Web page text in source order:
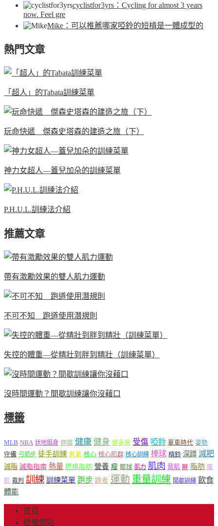
cyclistfor3yrs ：Cycling for almost 3 years
now. Feel gre
Mike ：可以推薦哪家啞鈴的短槓是一體成型的
熱門文章
「超人」的Tabata訓練菜單
玩命快遞 傑森史塔森的建造之旅（下）
神力女超人—蓋兒加朵的訓練菜單
P.H.U.L.訓練法介紹
推薦文章
帶有激勵效果的雙人肌力運動
不可不知 跑道使用潛規則
失控的體重—從精壯到胖到精壯（訓練菜單）
沒時間運動？間歇訓練讓你沒藉口
標籤
MLB NBA 伏地挺身 伸展 健康 健身 健身房 受傷 啞鈴 單車時代 姿勢
守備 弓箭步 徒手訓練 有氧 核心 核心肌群 核心訓練 棒球 槓鈴 深蹲 減肥
減脂 減脂指南 熱量 燃燒脂肪 營養 瘦 籃球 肌力 肌肉 背肌 胖 脂肪 腹
肌 裁判 訓練 訓練菜單 跑步 跑者 運動 重量訓練 間歇訓練 飲食
體能
首頁
授權網站